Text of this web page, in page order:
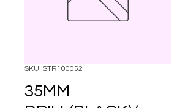
SKU: STR100052
35MM